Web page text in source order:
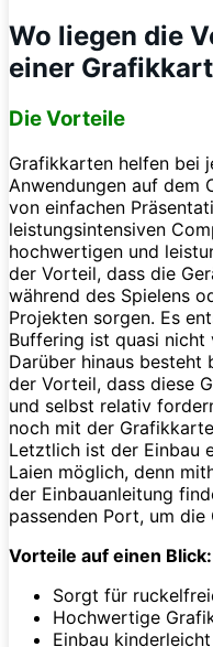
Wo liegen die
einer
Die Vorteile
Grafikkarten helfen bei
Anwendungen auf dem
von einfachen
leistungsintensiven
hochwertigen und
der Vorteil, dass die
während des Spielens
Projekten sorgen. Es
Buffering ist quasi nicht
Darüber hinaus besteht
der Vorteil, dass diese
und selbst relativ
noch mit der
Letztlich ist der Einbau
Laien möglich, denn
der Einbauanleitung
passenden Port, um
Vorteile auf einen Blick:
Sorgt für
Hochwertige
Einbau kinderleicht